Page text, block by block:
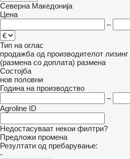
Северна Македонија
Цена
–
Тип на оглас
продажба од производителот лизинг
(размена со доплата) размена
Состојба
нов половни
Година на производство
–
Agroline ID
Недостасуваат некои филтри?
Предложи промена
Резултати од пребарување:
-